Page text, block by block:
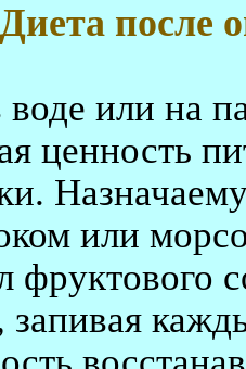
Диета после
или на
ценность
или
фруктового
запивая